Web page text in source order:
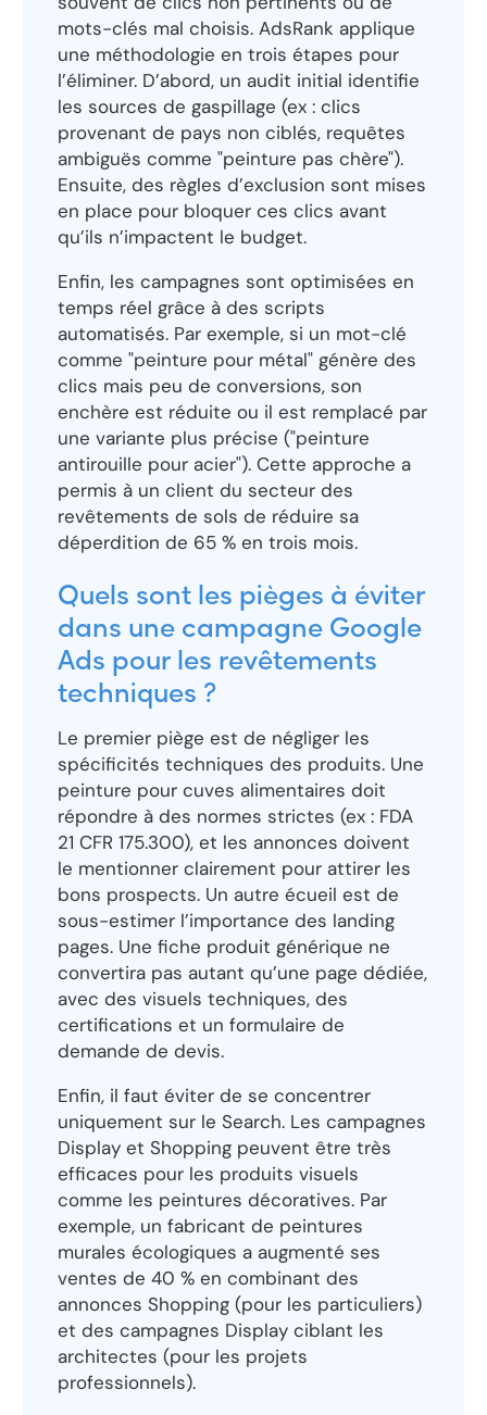
mots-clés mal choisis. AdsRank applique
une méthodologie en trois étapes pour
l’éliminer. D’abord, un audit initial identifie
les sources de gaspillage (ex : clics
provenant de pays non ciblés, requêtes
ambiguës comme "peinture pas chère").
Ensuite, des règles d’exclusion sont mises
en place pour bloquer ces clics avant
qu’ils n’impactent le budget.
Enfin, les campagnes sont optimisées en
temps réel grâce à des scripts
automatisés. Par exemple, si un mot-clé
comme "peinture pour métal" génère des
clics mais peu de conversions, son
enchère est réduite ou il est remplacé par
une variante plus précise ("peinture
antirouille pour acier"). Cette approche a
permis à un client du secteur des
revêtements de sols de réduire sa
déperdition de 65 % en trois mois.
Quels sont les pièges à éviter
dans une campagne Google
Ads pour les revêtements
techniques ?
Le premier piège est de négliger les
spécificités techniques des produits. Une
peinture pour cuves alimentaires doit
répondre à des normes strictes (ex : FDA
21 CFR 175.300), et les annonces doivent
le mentionner clairement pour attirer les
bons prospects. Un autre écueil est de
sous-estimer l’importance des landing
pages. Une fiche produit générique ne
convertira pas autant qu’une page dédiée,
avec des visuels techniques, des
certifications et un formulaire de
demande de devis.
Enfin, il faut éviter de se concentrer
uniquement sur le Search. Les campagnes
Display et Shopping peuvent être très
efficaces pour les produits visuels
comme les peintures décoratives. Par
exemple, un fabricant de peintures
murales écologiques a augmenté ses
ventes de 40 % en combinant des
annonces Shopping (pour les particuliers)
et des campagnes Display ciblant les
architectes (pour les projets
professionnels).